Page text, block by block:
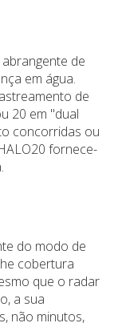
de
em água.
de
20 em "dual
concorridas ou
fornece-
do modo de
cobertura
que o radar
a sua
não minutos,